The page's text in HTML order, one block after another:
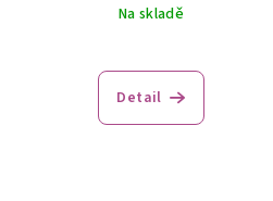
Na skladě
Detail